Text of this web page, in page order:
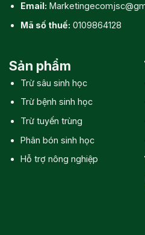
Email:
Mã số thuế: 0109864128
Sản phẩm
Trừ sâu sinh học
Trừ bệnh sinh học
Trừ tuyến trùng
Phân bón sinh học
Hỗ trợ nông nghiệp